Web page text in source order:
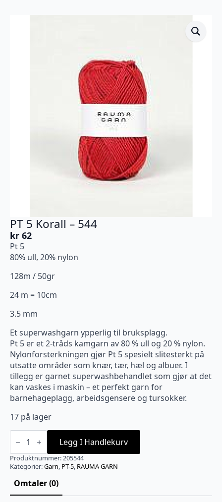
PT 5 Korall – 544
kr 62
Pt 5
80% ull, 20% nylon
128m / 50gr
24 m = 10cm
3.5 mm
Et superwashgarn ypperlig til bruksplagg.
Pt 5 er et 2-tråds kamgarn av 80 % ull og 20 % nylon.
Nylonforsterkningen gjør Pt 5 spesielt slitesterkt på
utsatte områder som knær, tær, hæl og albuer. I
tillegg er garnet superwashbehandlet som gjør at det
kan vaskes i maskin – et perfekt garn for
barnehageplagg, arbeidsgensere og tursokker.
17 på lager
PT
-
544
antall
Legg I Handlekurv
Produktnummer:205544
Kategorier:Garn, PT-5, RAUMA GARN
Omtaler (0)